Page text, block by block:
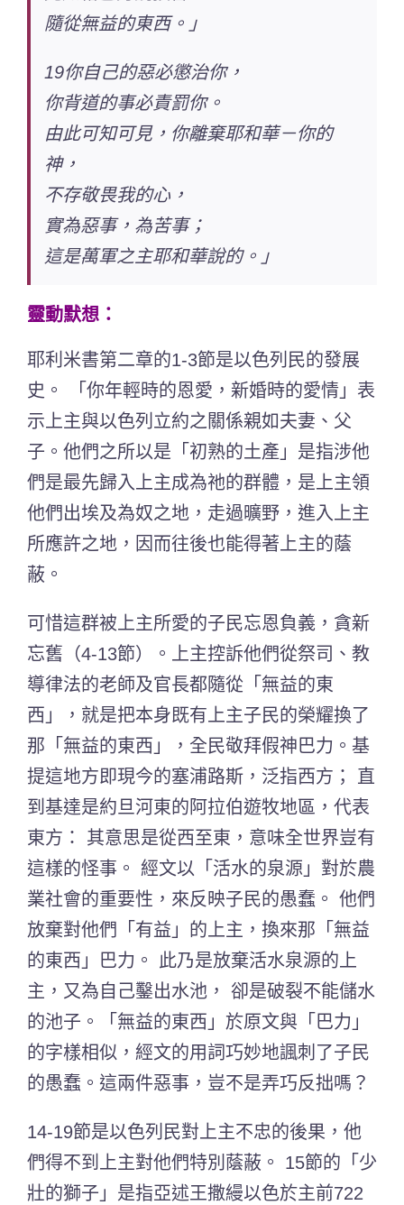
隨從無益的東西。」
19你自己的惡必懲治你，
你背道的事必責罰你。
由此可知可見，你離棄耶和華－你的
神，
不存敬畏我的心，
實為惡事，為苦事；
這是萬軍之主耶和華說的。」
靈動默想：
耶利米書第二章的1-3節是以色列民的發展
史。 「你年輕時的恩愛，新婚時的愛情」表
示上主與以色列立約之關係親如夫妻、父
子。他們之所以是「初熟的土產」是指涉他
們是最先歸入上主成為祂的群體，是上主領
他們出埃及為奴之地，走過曠野，進入上主
所應許之地，因而往後也能得著上主的蔭
蔽。
可惜這群被上主所愛的子民忘恩負義，貪新
忘舊（4-13節）。上主控訴他們從祭司、教
導律法的老師及官長都隨從「無益的東
西」，就是把本身既有上主子民的榮耀換了
那「無益的東西」，全民敬拜假神巴力。基
提這地方即現今的塞浦路斯，泛指西方； 直
到基達是約旦河東的阿拉伯遊牧地區，代表
東方： 其意思是從西至東，意味全世界豈有
這樣的怪事。 經文以「活水的泉源」對於農
業社會的重要性，來反映子民的愚蠢。 他們
放棄對他們「有益」的上主，換來那「無益
的東西」巴力。 此乃是放棄活水泉源的上
主，又為自己鑿出水池， 卻是破裂不能儲水
的池子。「無益的東西」於原文與「巴力」
的字樣相似，經文的用詞巧妙地諷刺了子民
的愚蠢。這兩件惡事，豈不是弄巧反拙嗎？
14-19節是以色列民對上主不忠的後果，他
們得不到上主對他們特別蔭蔽。 15節的「少
壯的獅子」是指亞述王撒縵以色於主前722